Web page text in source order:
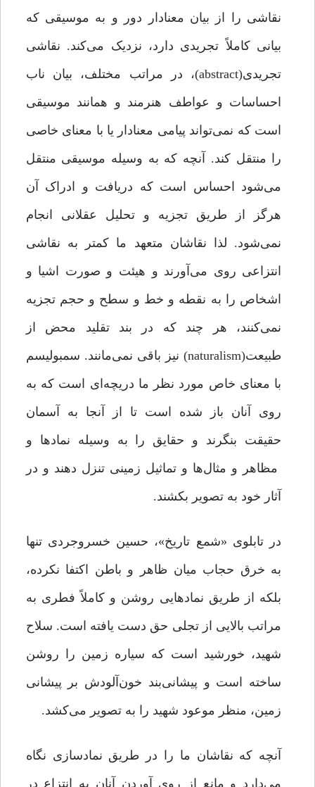
نقاشی را از بیان معنا‌دار دور و به موسیقی که
بیانی کاملاً تجریدی دارد، نزدیک می‌کند. نقاشی
تجریدی(abstract)، در مراتب مختلف، بیان ناب
احساسات و عواطف هنرمند و همانند موسیقی
است که نمی‌تواند پیامی معنا‌دار یا با معنای خاصی
را منتقل کند. آنچه که به وسیله موسیقی منتقل
می‌شود احساس است که دریافت و ادراک آن
هرگز از طریق تجزیه و تحلیل عقلانی انجام
نمی‌شود. لذا نقاشان متعهد ما کمتر به نقاشی
انتزاعی روی می‌آورند و هیئت و صورت اشیا و
اشخاص را به نقطه و خط و سطح و حجم تجزیه
نمی‌کنند، هر چند که در بند تقلید محض از
طبیعت(naturalism) نیز باقی نمی‌مانند. سمبولیسم
با معنای خاص مورد نظر ما دریچه‌ای است که به
روی آنان باز شده است تا از آنجا به آسمان
حقیقت بنگرند و حقایق را به وسیله نمادها و
مظاهر و مثال‌ها و تماثیل زمینی تنزل دهند و‌ در
آثار خود به تصویر بکشند.
در تابلوی «شمع تاریخ»، حسین خسروجردی تنها
به خرق حجاب میان ظاهر و باطن اکتفا نکرده،
بلکه از طریق نمادهایی روشن و کاملاً فطری به
مراتب بالایی از تجلی حق دست یافته است. سلاح
شهید، خورشید است که سیاره زمین را روشن
ساخته است و پیشانی‌بند خون‌آلودش بر پیشانی
زمین، منظر موعود شهید را به تصویر می‌کشد.
آنچه که نقاشان ما را در طریق نمادسازی نگاه
می‌دارد و مانع از روی آوردن آنان به انتزاع در